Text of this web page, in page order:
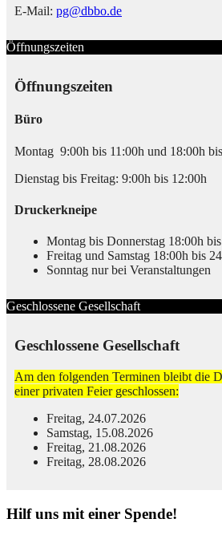
E-Mail: pg@dbbo.de
Öffnungszeiten
Öffnungszeiten
Büro
Montag 9:00h bis 11:00h und 18:00h
Dienstag bis Freitag: 9:00h bis 12:00h
Druckerkneipe
Montag bis Donnerstag 18:00h
Freitag und Samstag 18:00h bis
Sonntag nur bei Veranstaltungen
Geschlossene Gesellschaft
Geschlossene Gesellschaft
Am den folgenden Terminen bleibt die
einer privaten Feier geschlossen:
Freitag, 24.07.2026
Samstag, 15.08.2026
Freitag, 21.08.2026
Freitag, 28.08.2026
Hilf uns mit einer Spende!